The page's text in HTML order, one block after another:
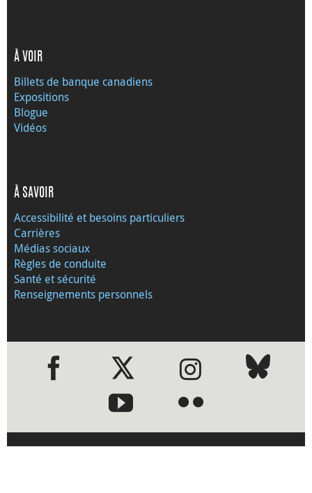
À VOIR
Billets de banque canadiens
Expositions
Blogue
Vidéos
À SAVOIR
Accessibilité et besoins particuliers
Carrières
Médias sociaux
Règles de conduite
Santé et sécurité
Renseignements personnels
●●